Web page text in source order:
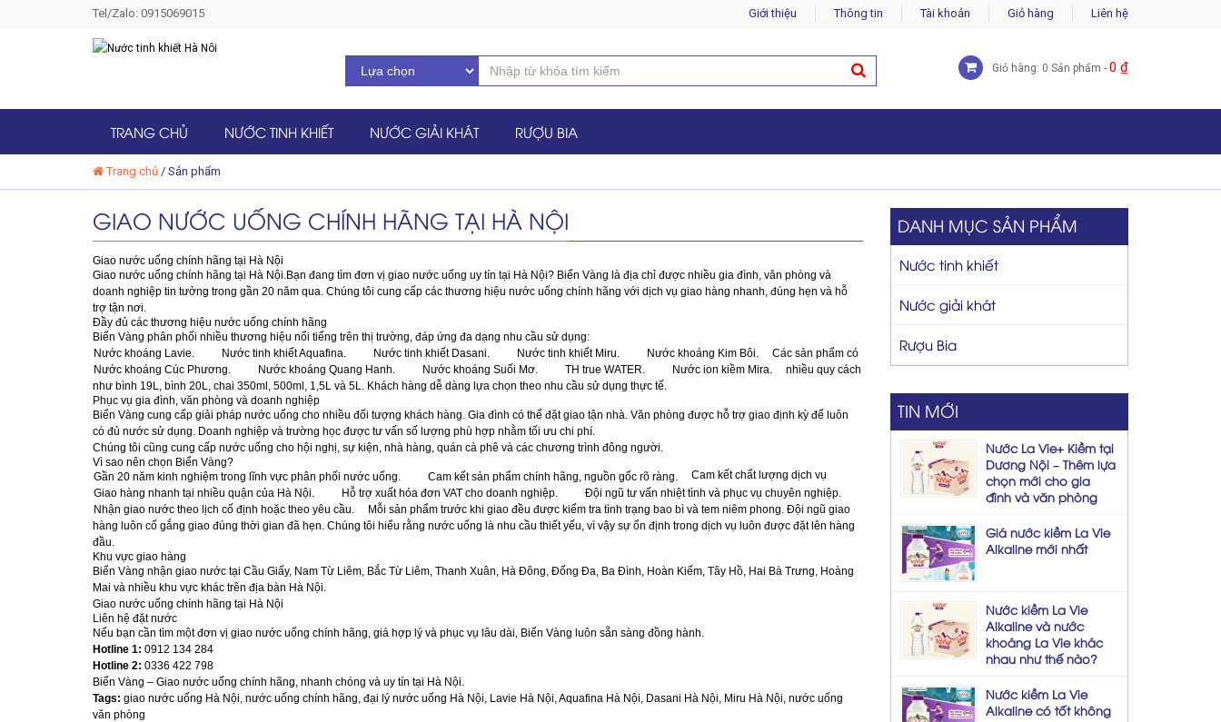
Tel/Zalo: 0915069015 Giới thiệu Thông tin Tài khoản Giỏ hàng Liên hệ
Giỏ hàng: 0 Sản phẩm - 0 ₫
TRANG CHỦ NƯỚC TINH KHIẾT NƯỚC GIẢI KHÁT RƯỢU BIA
Trang chủ / Sản phẩm
GIAO NƯỚC UỐNG CHÍNH HÃNG TẠI HÀ NỘI
Giao nước uống chính hãng tại Hà Nội
Giao nước uống chính hãng tại Hà Nội.Bạn đang tìm đơn vị giao nước uống uy tín tại Hà Nội? Biển Vàng là địa chỉ được nhiều gia đình, văn phòng và
doanh nghiệp tin tưởng trong gần 20 năm qua. Chúng tôi cung cấp các thương hiệu nước uống chính hãng với dịch vụ giao hàng nhanh, đúng hẹn và hỗ
trợ tận nơi.
Đầy đủ các thương hiệu nước uống chính hãng
Biển Vàng phân phối nhiều thương hiệu nổi tiếng trên thị trường, đáp ứng đa dạng nhu cầu sử dụng:
Nước khoáng Lavie.
Nước tinh khiết Aquafina. Nước tinh khiết Dasani. Nước tinh khiết Miru.
Nước khoáng Kim Bôi.
Nước khoáng Cúc Phương.
Nước khoáng Quang Hanh. Nước khoáng Suối Mơ. TH true WATER. Nước ion kiềm Mira.
Các sản phẩm có
nhiều quy cách
như bình 19L, bình 20L, chai 350ml, 500ml, 1,5L và 5L. Khách hàng dễ dàng lựa chọn theo nhu cầu sử dụng thực tế.
Phục vụ gia đình, văn phòng và doanh nghiệp
Biển Vàng cung cấp giải pháp nước uống cho nhiều đối tượng khách hàng. Gia đình có thể đặt giao tận nhà. Văn phòng được hỗ trợ giao định kỳ để luôn
có đủ nước sử dụng. Doanh nghiệp và trường học được tư vấn số lượng phù hợp nhằm tối ưu chi phí.
Chúng tôi cũng cung cấp nước uống cho hội nghị, sự kiện, nhà hàng, quán cà phê và các chương trình đông người.
Vì sao nên chọn Biển Vàng?
Gần 20 năm kinh nghiệm trong lĩnh vực phân phối nước uống.
Cam kết sản phẩm chính hãng, nguồn gốc rõ ràng.
Giao hàng nhanh tại nhiều quận của Hà Nội.
Hỗ trợ xuất hóa đơn VAT cho doanh nghiệp.
Đội ngũ tư vấn nhiệt tình và phục vụ chuyên nghiệp.
Nhận giao nước theo lịch cố định hoặc theo yêu cầu.
Cam kết chất lượng dịch vụ
Mỗi sản phẩm trước khi giao đều được kiểm tra tình trạng bao bì và tem niêm phong. Đội ngũ giao
hàng luôn cố gắng giao đúng thời gian đã hẹn. Chúng tôi hiểu rằng nước uống là nhu cầu thiết yếu, vì vậy sự ổn định trong dịch vụ luôn được đặt lên hàng
đầu.
Khu vực giao hàng
Biển Vàng nhận giao nước tại Cầu Giấy, Nam Từ Liêm, Bắc Từ Liêm, Thanh Xuân, Hà Đông, Đống Đa, Ba Đình, Hoàn Kiếm, Tây Hồ, Hai Bà Trưng, Hoàng
Mai và nhiều khu vực khác trên địa bàn Hà Nội.
Giao nước uống chính hãng tại Hà Nội
Liên hệ đặt nước
Nếu bạn cần tìm một đơn vị giao nước uống chính hãng, giá hợp lý và phục vụ lâu dài, Biển Vàng luôn sẵn sàng đồng hành.
Hotline 1: 0912 134 284
Hotline 2: 0336 422 798
Biển Vàng – Giao nước uống chính hãng, nhanh chóng và uy tín tại Hà Nội.
Tags: giao nước uống Hà Nội, nước uống chính hãng, đại lý nước uống Hà Nội, Lavie Hà Nội, Aquafina Hà Nội, Dasani Hà Nội, Miru Hà Nội, nước uống
văn phòng
DANH MỤC SẢN PHẨM
Nước tinh khiết
Nước giải khát
Rượu Bia
TIN MỚI
Nước La Vie+ Kiềm tại
Dương Nội – Thêm lựa
chọn mới cho gia
đình và văn phòng
Giá nước kiềm La Vie
Alkaline mới nhất
Nước kiềm La Vie
Alkaline và nước
khoáng La Vie khác
nhau như thế nào?
Nước kiềm La Vie
Alkaline có tốt không